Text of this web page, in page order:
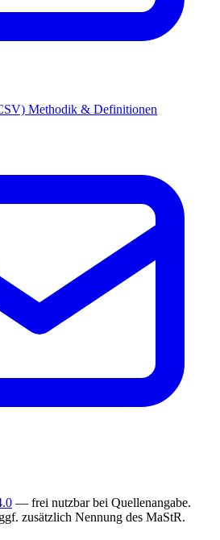
Methodik & Definitionen
— frei nutzbar bei Quellenangabe.
zusätzlich Nennung des MaStR.